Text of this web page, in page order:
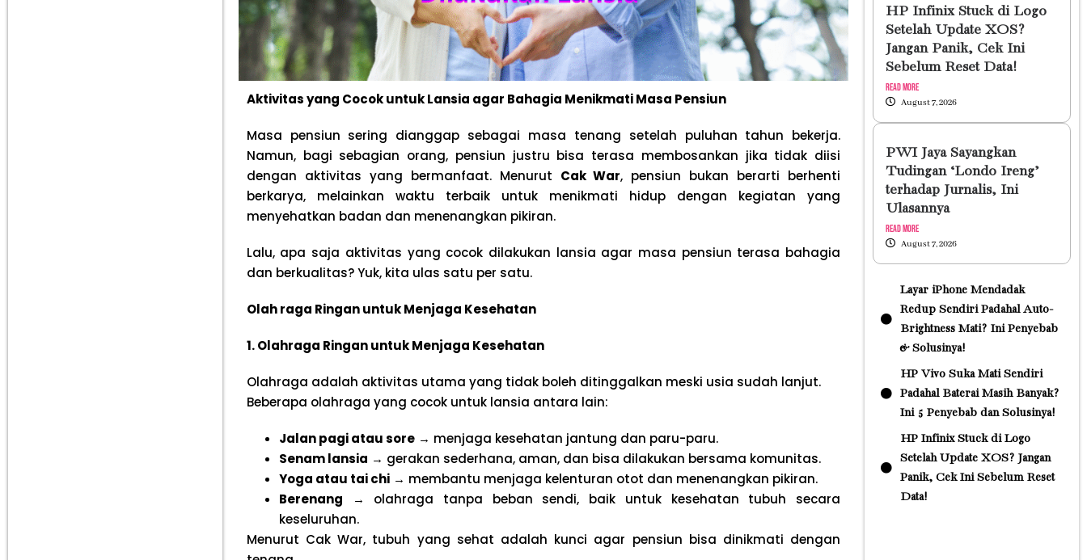
Aktivitas yang Cocok untuk Lansia agar Bahagia Menikmati Masa Pensiun
Masa pensiun sering dianggap sebagai masa tenang setelah puluhan tahun bekerja.
Namun, bagi sebagian orang, pensiun justru bisa terasa membosankan jika tidak diisi
dengan aktivitas yang bermanfaat. Menurut Cak War, pensiun bukan berarti berhenti
berkarya, melainkan waktu terbaik untuk menikmati hidup dengan kegiatan yang
menyehatkan badan dan menenangkan pikiran.
Lalu, apa saja aktivitas yang cocok dilakukan lansia agar masa pensiun terasa bahagia
dan berkualitas? Yuk, kita ulas satu per satu.
Olah raga Ringan untuk Menjaga Kesehatan
1. Olahraga Ringan untuk Menjaga Kesehatan
Olahraga adalah aktivitas utama yang tidak boleh ditinggalkan meski usia sudah lanjut.
Beberapa olahraga yang cocok untuk lansia antara lain:
Jalan pagi atau sore→ menjaga kesehatan jantung dan paru-paru.
Senam lansia → gerakan sederhana, aman, dan bisa dilakukan bersama komunitas.
Yoga atau tai chi→ membantu menjaga kelenturan otot dan menenangkan pikiran.
Berenang → olahraga tanpa beban sendi, baik untuk kesehatan tubuh secara
keseluruhan.
Menurut Cak War, tubuh yang sehat adalah kunci agar pensiun bisa dinikmati dengan
HP Infinix Stuck di Logo
Setelah Update XOS?
Jangan Panik, Cek Ini
Sebelum Reset Data!
Read More
August 7, 2026
PWI Jaya Sayangkan
Tudingan ‘Londo Ireng’
terhadap Jurnalis, Ini
Ulasannya
Read More
August 7, 2026
Layar iPhone Mendadak
Redup Sendiri Padahal Auto-
Brightness Mati? Ini Penyebab
& Solusinya!
HP Vivo Suka Mati Sendiri
Padahal Baterai Masih Banyak?
Ini 5 Penyebab dan Solusinya!
HP Infinix Stuck di Logo
Setelah Update XOS? Jangan
Panik, Cek Ini Sebelum Reset
Data!